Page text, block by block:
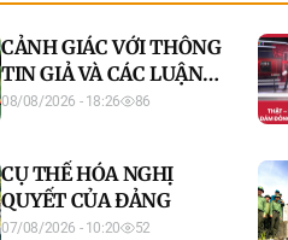
CẢNH GIÁC VỚI THÔNG
TIN GIẢ VÀ CÁC LUẬN
ĐIỆU KÍCH ĐỘNG TRÊN
08/08/2026 - 18:26 86
CỤ THỂ HÓA NGHỊ
QUYẾT CỦA ĐẢNG
07/08/2026 - 10:20 52